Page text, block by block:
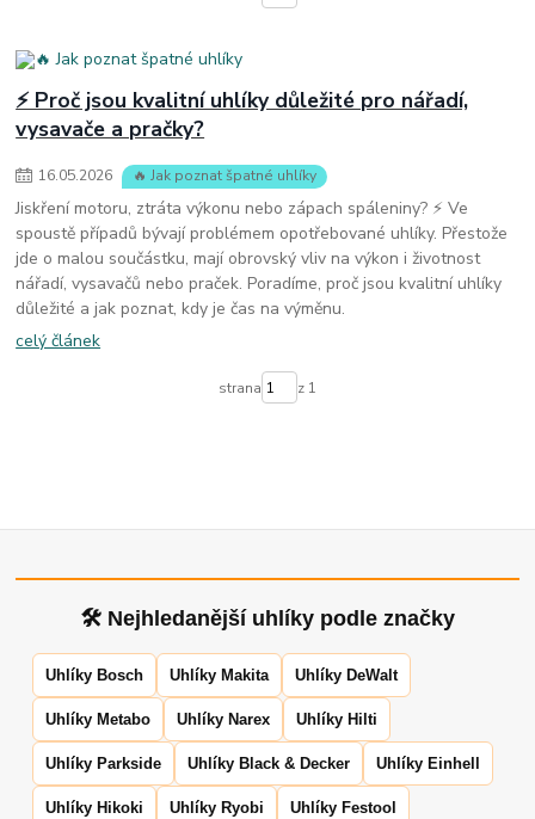
⚡ Proč jsou kvalitní uhlíky důležité pro nářadí,
vysavače a pračky?
16.05.2026 🔥 Jak poznat špatné uhlíky
Jiskření motoru, ztráta výkonu nebo zápach spáleniny? ⚡ Ve
spoustě případů bývají problémem opotřebované uhlíky. Přestože
jde o malou součástku, mají obrovský vliv na výkon i životnost
nářadí, vysavačů nebo praček. Poradíme, proč jsou kvalitní uhlíky
důležité a jak poznat, kdy je čas na výměnu.
celý článek
strana z 1
🛠 Nejhledanější uhlíky podle značky
Uhlíky Bosch Uhlíky Makita Uhlíky DeWalt
Uhlíky Metabo Uhlíky Narex Uhlíky Hilti
Uhlíky Parkside Uhlíky Black & Decker Uhlíky Einhell
Uhlíky Hikoki Uhlíky Ryobi Uhlíky Festool